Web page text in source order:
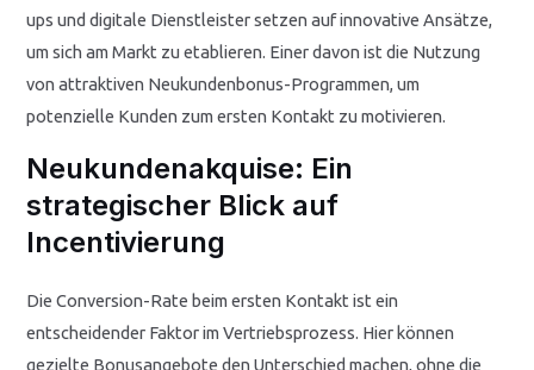
ups und digitale Dienstleister setzen auf innovative Ansätze,
um sich am Markt zu etablieren. Einer davon ist die Nutzung
von attraktiven Neukundenbonus-Programmen, um
potenzielle Kunden zum ersten Kontakt zu motivieren.
Neukundenakquise: Ein
strategischer Blick auf
Incentivierung
Die Conversion-Rate beim ersten Kontakt ist ein
entscheidender Faktor im Vertriebsprozess. Hier können
gezielte Bonusangebote den Unterschied machen, ohne die